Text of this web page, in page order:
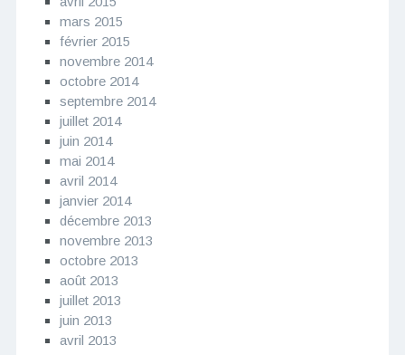
mars 2015
février 2015
novembre 2014
octobre 2014
septembre 2014
juillet 2014
juin 2014
mai 2014
avril 2014
janvier 2014
décembre 2013
novembre 2013
octobre 2013
août 2013
juillet 2013
juin 2013
avril 2013